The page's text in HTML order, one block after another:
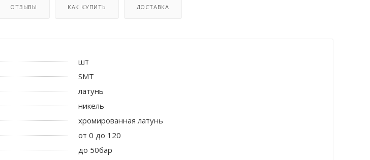
ОТЗЫВЫ КАК КУПИТЬ ДОСТАВКА
шт
SMT
латунь
никель
хромированная латунь
от 0 до 120
до 50бар